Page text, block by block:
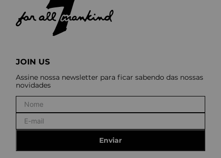
JOIN US
Assine nossa newsletter para ficar sabendo das nossas
novidades
Enviar